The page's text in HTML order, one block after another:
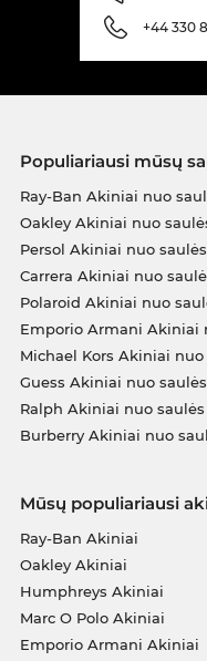
+44 330
Populiariausi mūsų
Ray-Ban Akiniai nuo
Oakley Akiniai nuo
Persol Akiniai nuo saulės
Carrera Akiniai nuo
Polaroid Akiniai nuo
Emporio Armani Akiniai
Michael Kors Akiniai nuo
Guess Akiniai nuo saulės
Ralph Akiniai nuo saulės
Burberry Akiniai nuo
Mūsų populiariausi
Ray-Ban Akiniai
Oakley Akiniai
Humphreys Akiniai
Marc O Polo Akiniai
Emporio Armani Akiniai